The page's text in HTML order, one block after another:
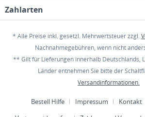
Zahlarten
* Alle Preise inkl. gesetzl. Mehrwertsteuer zzgl.
Nachnahmegebühren, wenn nicht
** Gilt für Lieferungen innerhalb Deutschlands,
Länder entnehmen Sie bitte der
Versandinformationen.
Bestell Hilfe Impressum Kontakt